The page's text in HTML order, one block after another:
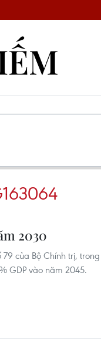
2030
của Bộ Chính trị, trong
GDP vào năm 2045.